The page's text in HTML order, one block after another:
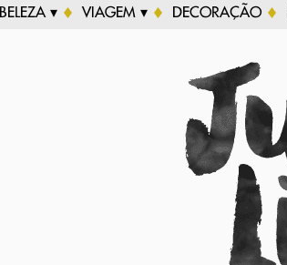
BELEZA ▾ VIAGEM ▾ DECORAÇÃO